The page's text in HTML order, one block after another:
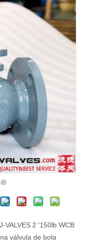
VALVES 2 '150lb WCB
válvula de bola